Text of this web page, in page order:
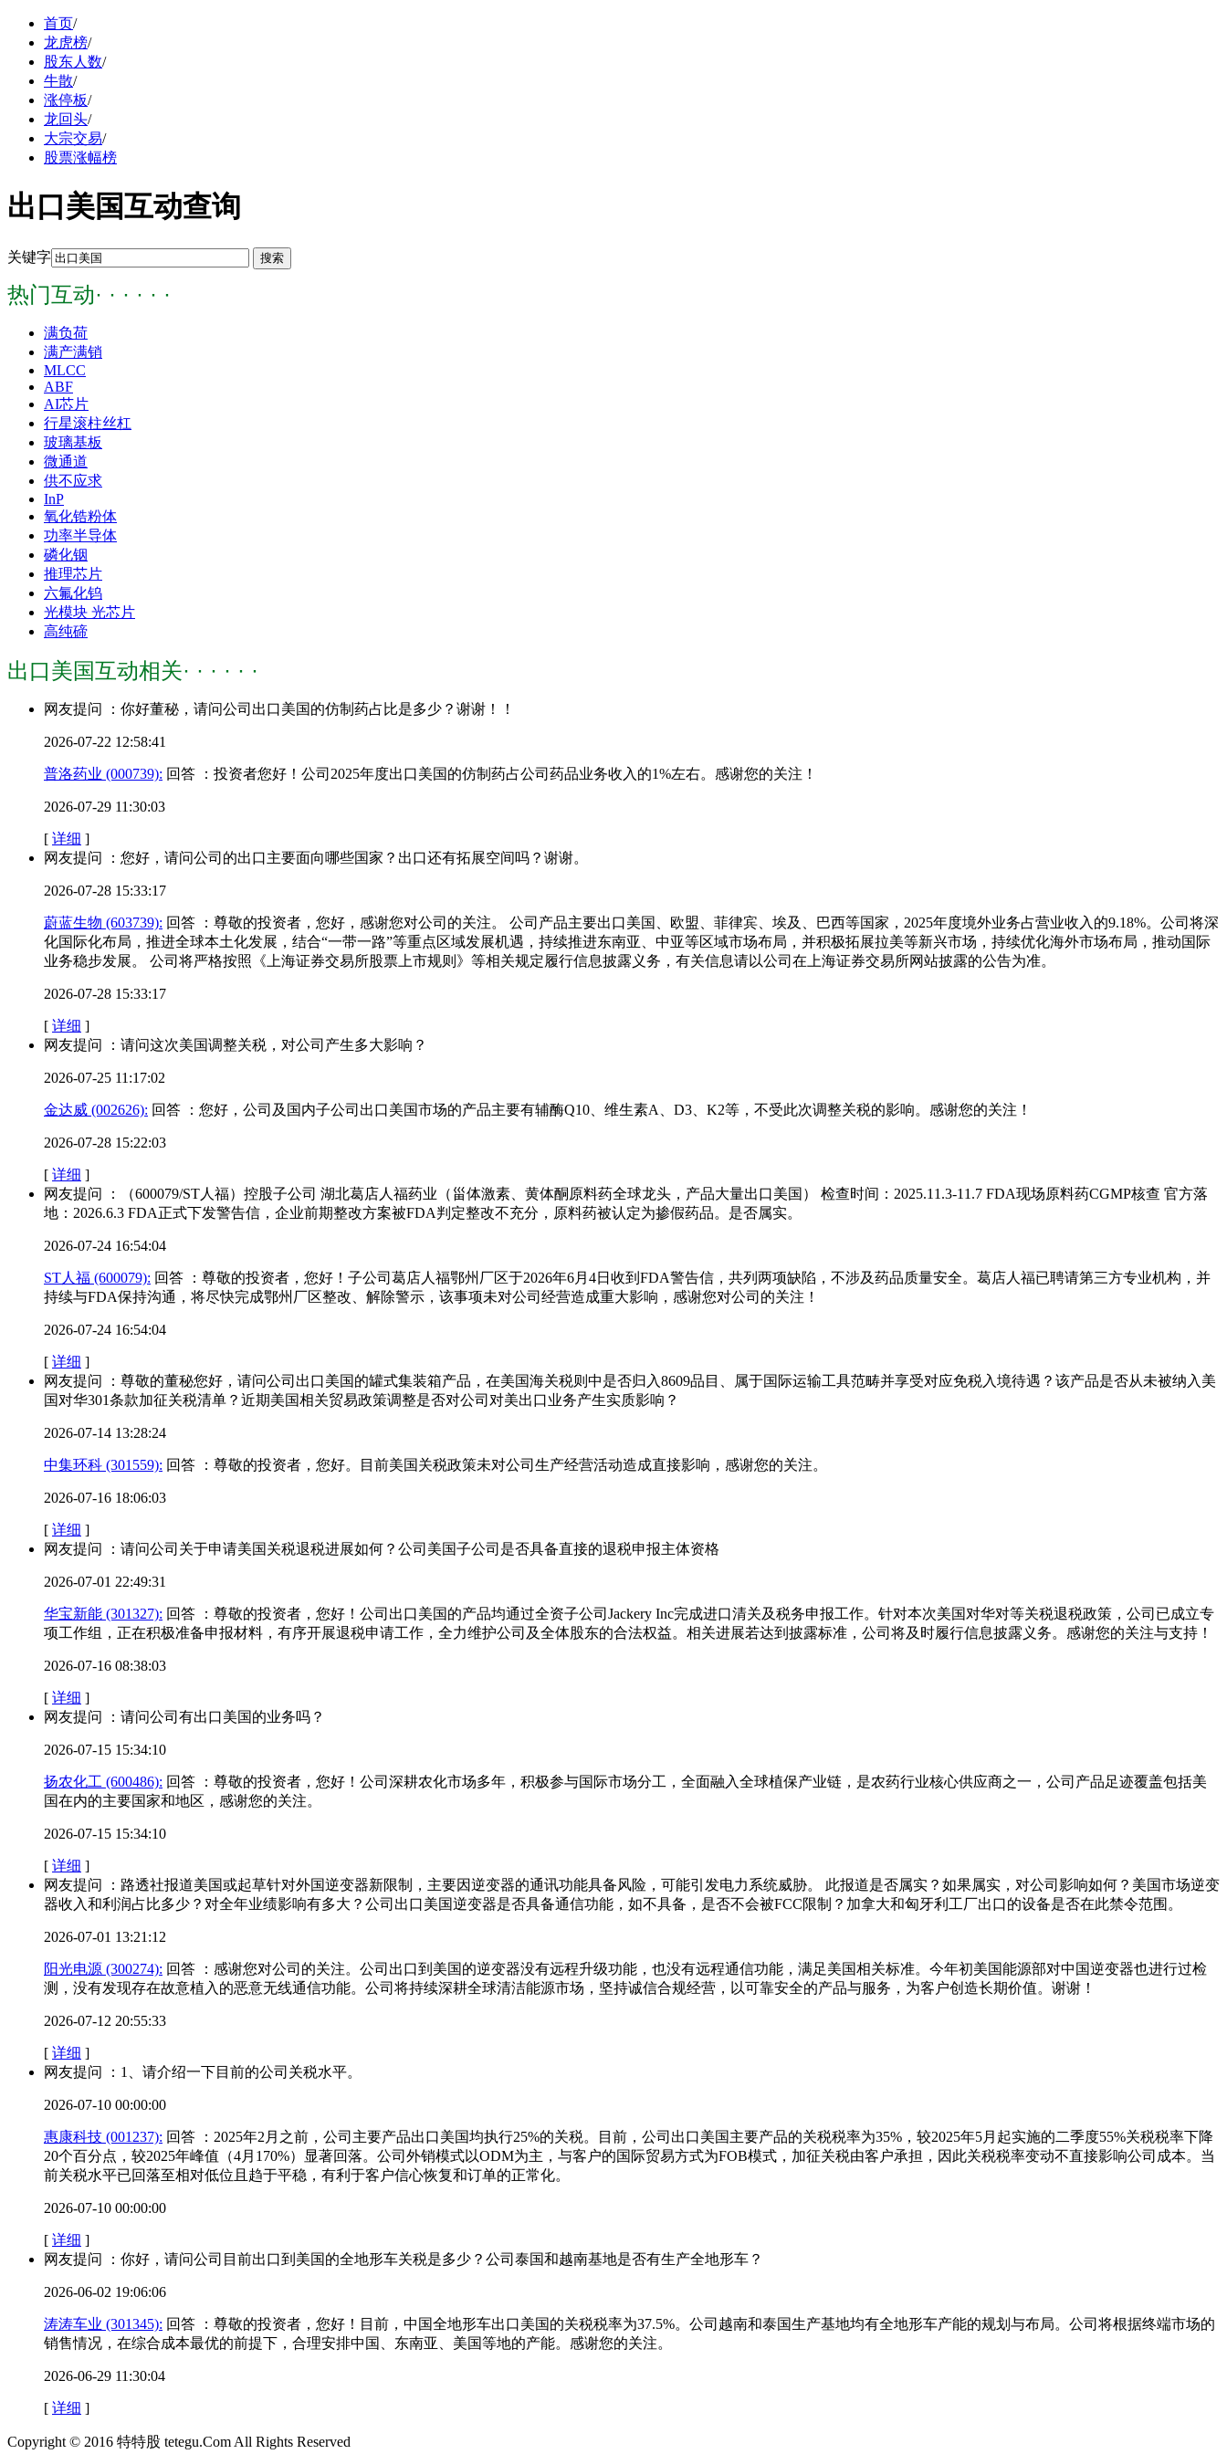
首页/
龙虎榜/
股东人数/
牛散/
涨停板/
龙回头/
大宗交易/
股票涨幅榜
出口美国互动查询
关键字
热门互动· · · · · ·
满负荷
满产满销
MLCC
ABF
AI芯片
行星滚柱丝杠
玻璃基板
微通道
供不应求
InP
氧化锆粉体
功率半导体
磷化铟
推理芯片
六氟化钨
光模块 光芯片
高纯碲
出口美国互动相关· · · · · ·
网友提问 ：你好董秘，请问公司出口美国的仿制药占比是多少？谢谢！！
2026-07-22 12:58:41
普洛药业 (000739): 回答 ：投资者您好！公司2025年度出口美国的仿制药占公司药品业务收入的1%左右。感谢您的关注！
2026-07-29 11:30:03
[ 详细 ]
网友提问 ：您好，请问公司的出口主要面向哪些国家？出口还有拓展空间吗？谢谢。
2026-07-28 15:33:17
蔚蓝生物 (603739): 回答 ：尊敬的投资者，您好，感谢您对公司的关注。 公司产品主要出口美国、欧盟、菲律宾、埃及、巴西等国家，2025年度境外业务占营业收入的9.18%。公司将深
化国际化布局，推进全球本土化发展，结合“一带一路”等重点区域发展机遇，持续推进东南亚、中亚等区域市场布局，并积极拓展拉美等新兴市场，持续优化海外市场布局，推动国际
业务稳步发展。 公司将严格按照《上海证券交易所股票上市规则》等相关规定履行信息披露义务，有关信息请以公司在上海证券交易所网站披露的公告为准。
2026-07-28 15:33:17
[ 详细 ]
网友提问 ：请问这次美国调整关税，对公司产生多大影响？
2026-07-25 11:17:02
金达威 (002626): 回答 ：您好，公司及国内子公司出口美国市场的产品主要有辅酶Q10、维生素A、D3、K2等，不受此次调整关税的影响。感谢您的关注！
2026-07-28 15:22:03
[ 详细 ]
网友提问 ：（600079/ST人福）控股子公司 湖北葛店人福药业（甾体激素、黄体酮原料药全球龙头，产品大量出口美国） 检查时间：2025.11.3-11.7 FDA现场原料药CGMP核查 官方落
地：2026.6.3 FDA正式下发警告信，企业前期整改方案被FDA判定整改不充分，原料药被认定为掺假药品。是否属实。
2026-07-24 16:54:04
ST人福 (600079): 回答 ：尊敬的投资者，您好！子公司葛店人福鄂州厂区于2026年6月4日收到FDA警告信，共列两项缺陷，不涉及药品质量安全。葛店人福已聘请第三方专业机构，并
持续与FDA保持沟通，将尽快完成鄂州厂区整改、解除警示，该事项未对公司经营造成重大影响，感谢您对公司的关注！
2026-07-24 16:54:04
[ 详细 ]
网友提问 ：尊敬的董秘您好，请问公司出口美国的罐式集装箱产品，在美国海关税则中是否归入8609品目、属于国际运输工具范畴并享受对应免税入境待遇？该产品是否从未被纳入美
国对华301条款加征关税清单？近期美国相关贸易政策调整是否对公司对美出口业务产生实质影响？
2026-07-14 13:28:24
中集环科 (301559): 回答 ：尊敬的投资者，您好。目前美国关税政策未对公司生产经营活动造成直接影响，感谢您的关注。
2026-07-16 18:06:03
[ 详细 ]
网友提问 ：请问公司关于申请美国关税退税进展如何？公司美国子公司是否具备直接的退税申报主体资格
2026-07-01 22:49:31
华宝新能 (301327): 回答 ：尊敬的投资者，您好！公司出口美国的产品均通过全资子公司Jackery Inc完成进口清关及税务申报工作。针对本次美国对华对等关税退税政策，公司已成立专
项工作组，正在积极准备申报材料，有序开展退税申请工作，全力维护公司及全体股东的合法权益。相关进展若达到披露标准，公司将及时履行信息披露义务。感谢您的关注与支持！
2026-07-16 08:38:03
[ 详细 ]
网友提问 ：请问公司有出口美国的业务吗？
2026-07-15 15:34:10
扬农化工 (600486): 回答 ：尊敬的投资者，您好！公司深耕农化市场多年，积极参与国际市场分工，全面融入全球植保产业链，是农药行业核心供应商之一，公司产品足迹覆盖包括美
国在内的主要国家和地区，感谢您的关注。
2026-07-15 15:34:10
[ 详细 ]
网友提问 ：路透社报道美国或起草针对外国逆变器新限制，主要因逆变器的通讯功能具备风险，可能引发电力系统威胁。 此报道是否属实？如果属实，对公司影响如何？美国市场逆变
器收入和利润占比多少？对全年业绩影响有多大？公司出口美国逆变器是否具备通信功能，如不具备，是否不会被FCC限制？加拿大和匈牙利工厂出口的设备是否在此禁令范围。
2026-07-01 13:21:12
阳光电源 (300274): 回答 ：感谢您对公司的关注。公司出口到美国的逆变器没有远程升级功能，也没有远程通信功能，满足美国相关标准。今年初美国能源部对中国逆变器也进行过检
测，没有发现存在故意植入的恶意无线通信功能。公司将持续深耕全球清洁能源市场，坚持诚信合规经营，以可靠安全的产品与服务，为客户创造长期价值。谢谢！
2026-07-12 20:55:33
[ 详细 ]
网友提问 ：1、请介绍一下目前的公司关税水平。
2026-07-10 00:00:00
惠康科技 (001237): 回答 ：2025年2月之前，公司主要产品出口美国均执行25%的关税。目前，公司出口美国主要产品的关税税率为35%，较2025年5月起实施的二季度55%关税税率下降
20个百分点，较2025年峰值（4月170%）显著回落。公司外销模式以ODM为主，与客户的国际贸易方式为FOB模式，加征关税由客户承担，因此关税税率变动不直接影响公司成本。当
前关税水平已回落至相对低位且趋于平稳，有利于客户信心恢复和订单的正常化。
2026-07-10 00:00:00
[ 详细 ]
网友提问 ：你好，请问公司目前出口到美国的全地形车关税是多少？公司泰国和越南基地是否有生产全地形车？
2026-06-02 19:06:06
涛涛车业 (301345): 回答 ：尊敬的投资者，您好！目前，中国全地形车出口美国的关税税率为37.5%。公司越南和泰国生产基地均有全地形车产能的规划与布局。公司将根据终端市场的
销售情况，在综合成本最优的前提下，合理安排中国、东南亚、美国等地的产能。感谢您的关注。
2026-06-29 11:30:04
[ 详细 ]
Copyright © 2016 特特股 tetegu.Com All Rights Reserved